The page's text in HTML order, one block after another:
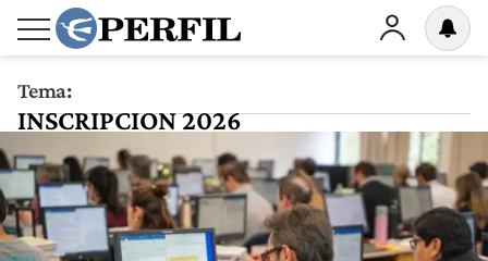
Tema:
INSCRIPCION 2026